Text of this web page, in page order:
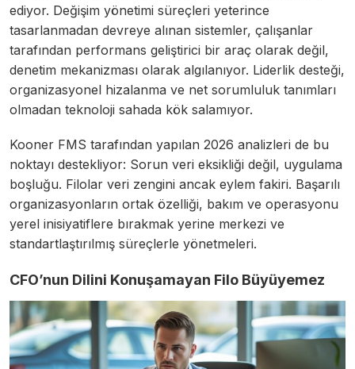
ediyor. Değişim yönetimi süreçleri yeterince
tasarlanmadan devreye alınan sistemler, çalışanlar
tarafından performans geliştirici bir araç olarak değil,
denetim mekanizması olarak algılanıyor. Liderlik desteği,
organizasyonel hizalanma ve net sorumluluk tanımları
olmadan teknoloji sahada kök salamıyor.
Kooner FMS tarafından yapılan 2026 analizleri de bu
noktayı destekliyor: Sorun veri eksikliği değil, uygulama
boşluğu. Filolar veri zengini ancak eylem fakiri. Başarılı
organizasyonların ortak özelliği, bakım ve operasyonu
yerel inisiyatiflere bırakmak yerine merkezi ve
standartlaştırılmış süreçlerle yönetmeleri.
CFO’nun Dilini Konuşamayan Filo Büyüyemez